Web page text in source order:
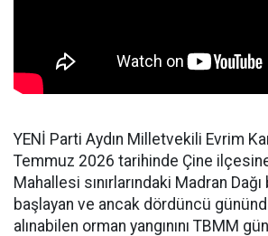
YENİ Parti Aydın Milletvekili Evrim
Temmuz 2026 tarihinde Çine
Mahallesi sınırlarındaki Madran
başlayan ve ancak dördüncü
alınabilen orman yangınını TBMM